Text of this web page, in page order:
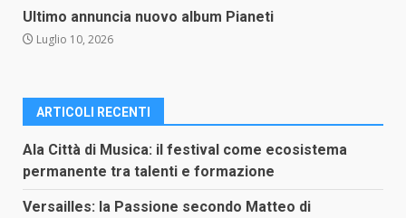
Ultimo annuncia nuovo album Pianeti
Luglio 10, 2026
ARTICOLI RECENTI
Ala Città di Musica: il festival come ecosistema
permanente tra talenti e formazione
Versailles: la Passione secondo Matteo di